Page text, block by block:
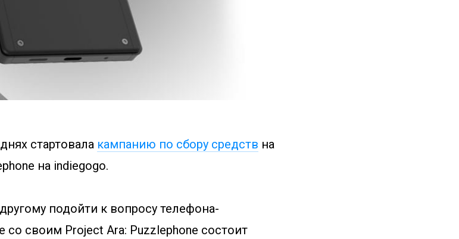
стартовала кампанию по сбору средств на
на indiegogo.
подойти к вопросу телефона-
со своим Project Ara: Puzzlephone состоит